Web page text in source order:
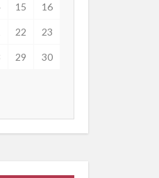
15 16
22 23
29 30